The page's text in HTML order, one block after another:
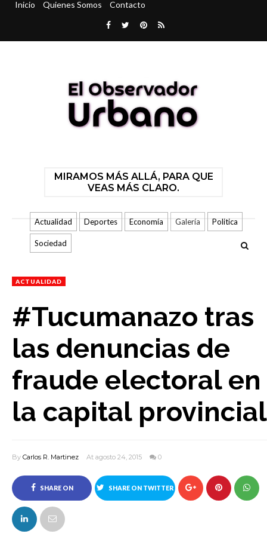
Inicio Quienes Somos Contacto
MIRAMOS MÁS ALLÁ, PARA QUE
VEAS MÁS CLARO.
Actualidad Deportes Economía Galería Politica
Sociedad
ACTUALIDAD
#Tucumanazo tras
las denuncias de
fraude electoral en
la capital provincial
By Carlos R. Martinez At agosto 24, 2015 0
SHARE ON
FACEBOOK
SHARE ON TWITTER